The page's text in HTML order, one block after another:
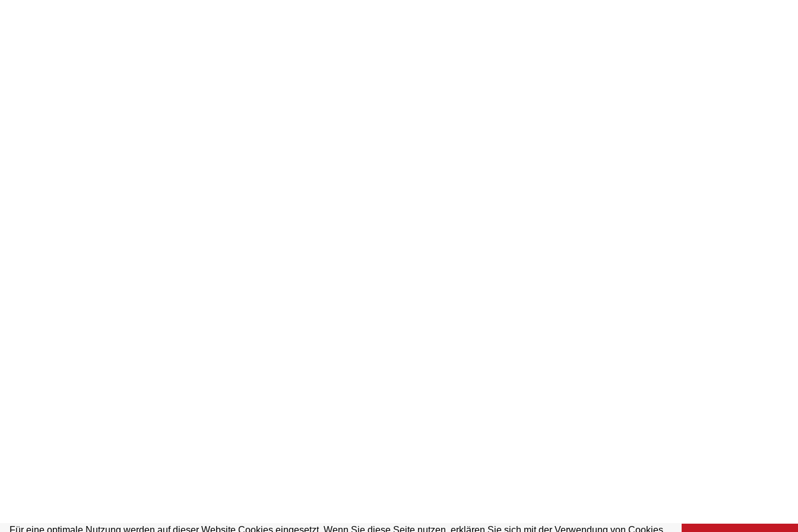
Für eine optimale Nutzung werden auf dieser Website Cookies eingesetzt. Wenn Sie diese Seite nutzen, erklären Sie sich mit der Verwendung von Cookies